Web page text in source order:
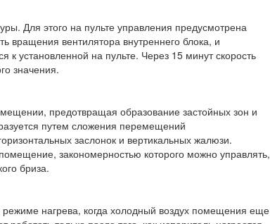
Для этого на пульте управления предусмотрена
вращения вентилятора внутреннего блока, и
установленной на пульте. Через 15 минут скорость
значения.
предотвращая образование застойных зон и
путем сложения перемещений
заслонок и вертикальных жалюзи.
закономерностью которого можно управлять,
бриза.
нагрева, когда холодный воздух помещения еще